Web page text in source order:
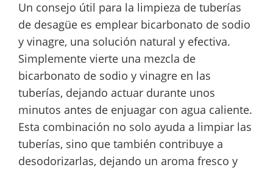
Un consejo útil para la limpieza de tuberías
de desagüe es emplear bicarbonato de sodio
y vinagre, una solución natural y efectiva.
Simplemente vierte una mezcla de
bicarbonato de sodio y vinagre en las
tuberías, dejando actuar durante unos
minutos antes de enjuagar con agua caliente.
Esta combinación no solo ayuda a limpiar las
tuberías, sino que también contribuye a
desodorizarlas, dejando un aroma fresco y